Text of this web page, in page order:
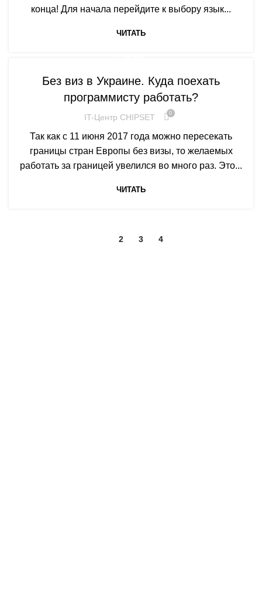
конца! Для начала перейдите к выбору язык...
ЧИТАТЬ
Без виз в Украине. Куда поехать
программисту работать?
IT-Центр CHIPSET 0
Так как с 11 июня 2017 года можно пересекать
границы стран Европы без визы, то желаемых
работать за границей увелился во много раз. Это...
ЧИТАТЬ
2 3 4